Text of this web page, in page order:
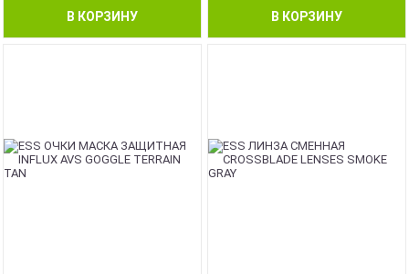
В КОРЗИНУ В КОРЗИНУ